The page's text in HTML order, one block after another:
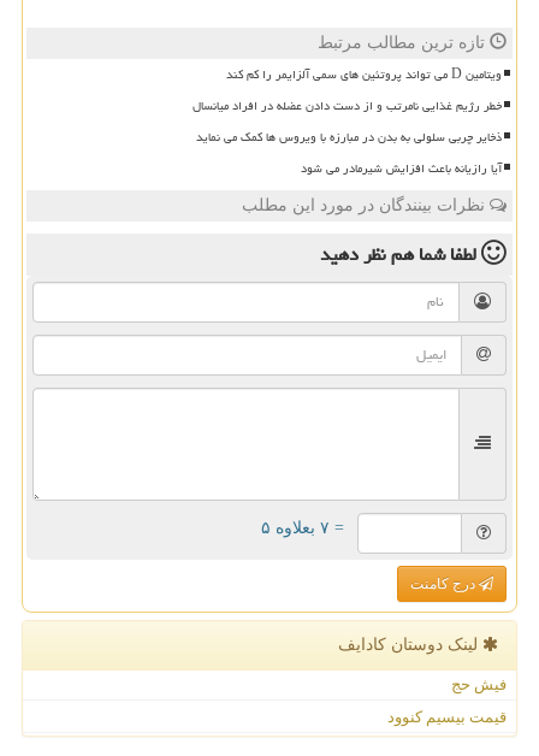
تازه ترین مطالب مرتبط
ویتامین D می تواند پروتئین های سمی آلزایمر را کم کند
خطر رژیم غذایی نامرتب و از دست دادن عضله در افراد میانسال
ذخایر چربی سلولی به بدن در مبارزه با ویروس ها کمک می نماید
آیا رازیانه باعث افزایش شیرمادر می شود
نظرات بینندگان در مورد این مطلب
لطفا شما همنظر دهید
= ۷ بعلاوه ۵
درج کامنت
لینک دوستان كادایف
فیش حج
قیمت بیسیم کنوود